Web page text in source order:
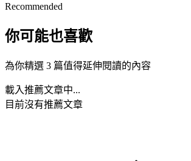
Recommended
你可能也喜歡
為你精選 3 篇值得延伸閱讀的內容
載入推薦文章中...
目前沒有推薦文章